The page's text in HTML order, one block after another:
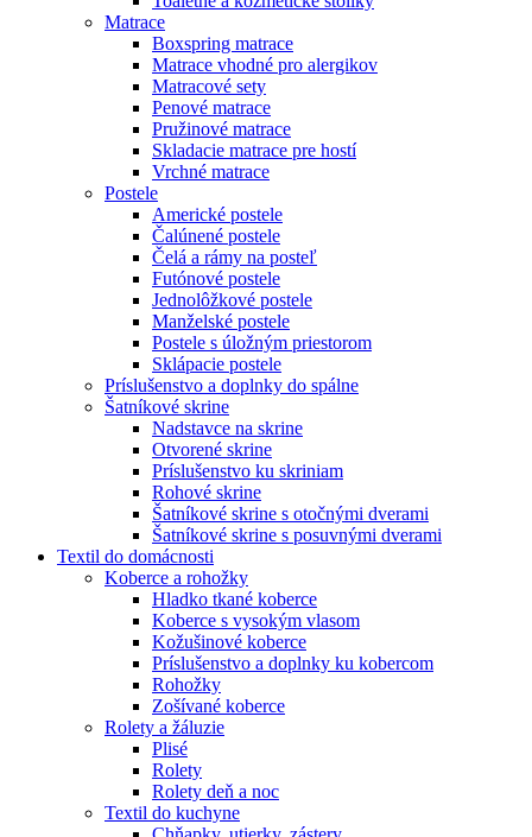
Matrace
Boxspring matrace
Matrace vhodné pro alergikov
Matracové sety
Penové matrace
Pružinové matrace
Skladacie matrace pre hostí
Vrchné matrace
Postele
Americké postele
Čalúnené postele
Čelá a rámy na posteľ
Futónové postele
Jednolôžkové postele
Manželské postele
Postele s úložným priestorom
Sklápacie postele
Príslušenstvo a doplnky do spálne
Šatníkové skrine
Nadstavce na skrine
Otvorené skrine
Príslušenstvo ku skriniam
Rohové skrine
Šatníkové skrine s otočnými dverami
Šatníkové skrine s posuvnými dverami
Textil do domácnosti
Koberce a rohožky
Hladko tkané koberce
Koberce s vysokým vlasom
Kožušinové koberce
Príslušenstvo a doplnky ku kobercom
Rohožky
Zošívané koberce
Rolety a žáluzie
Plisé
Rolety
Rolety deň a noc
Textil do kuchyne